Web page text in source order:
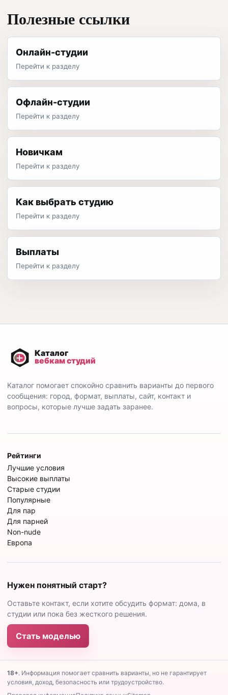
Полезные ссылки
Онлайн-студии
Перейти к разделу
Офлайн-студии
Перейти к разделу
Новичкам
Перейти к разделу
Как выбрать студию
Перейти к разделу
Выплаты
Перейти к разделу
Каталог помогает спокойно сравнить варианты до первого
сообщения: город, формат, выплаты, сайт, контакт и
вопросы, которые лучше задать заранее.
Рейтинги
Лучшие условия
Высокие выплаты
Старые студии
Популярные
Для пар
Для парней
Non-nude
Европа
Нужен понятный старт?
Оставьте контакт, если хотите обсудить формат: дома, в
студии или пока без жесткого решения.
Стать моделью
18+. Информация помогает сравнить варианты, но не гарантирует
условия, доход, безопасность или трудоустройство.